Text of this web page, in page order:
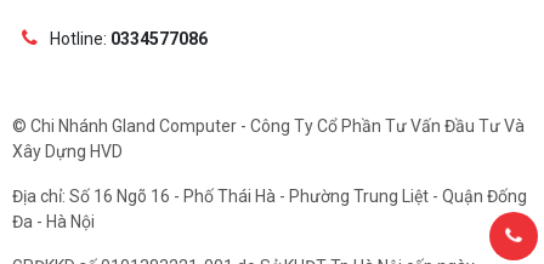
Hotline: 0334577086
© Chi Nhánh Gland Computer - Công Ty Cổ Phần Tư Vấn Đầu Tư Và
Xây Dựng HVD
Địa chỉ: Số 16 Ngõ 16 - Phố Thái Hà - Phường Trung Liệt - Quận Đống
Đa - Hà Nội